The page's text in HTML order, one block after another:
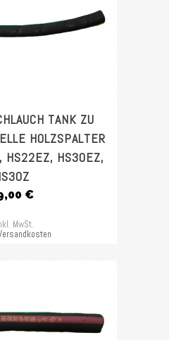
TANK ZU
HOLZSPALTER
HS22EZ, HS30EZ,
€
MwSt.